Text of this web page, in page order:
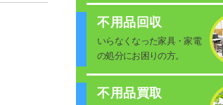
不用品回収
いらなくなった家具・家電
の処分にお困りの方。
不用品買取